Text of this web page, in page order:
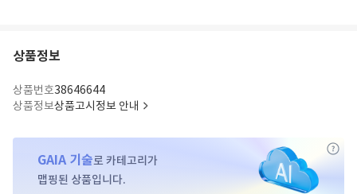
상품정보
상품번호38646644
상품정보상품고시정보 안내
GAIA 기술로 카테고리가
맵핑된 상품입니다.